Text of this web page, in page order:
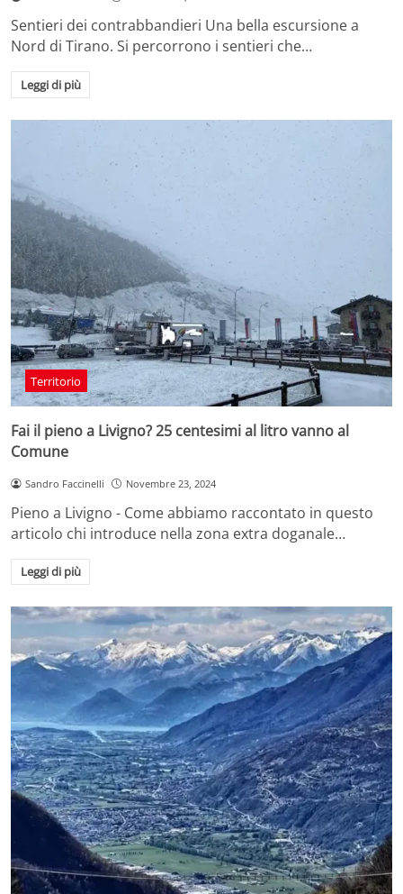
Sentieri dei contrabbandieri Una bella escursione a
Nord di Tirano. Si percorrono i sentieri che…
Leggi di più
Territorio
Fai il pieno a Livigno? 25 centesimi al litro vanno al
Comune
Sandro Faccinelli Novembre 23, 2024
Pieno a Livigno - Come abbiamo raccontato in questo
articolo chi introduce nella zona extra doganale…
Leggi di più